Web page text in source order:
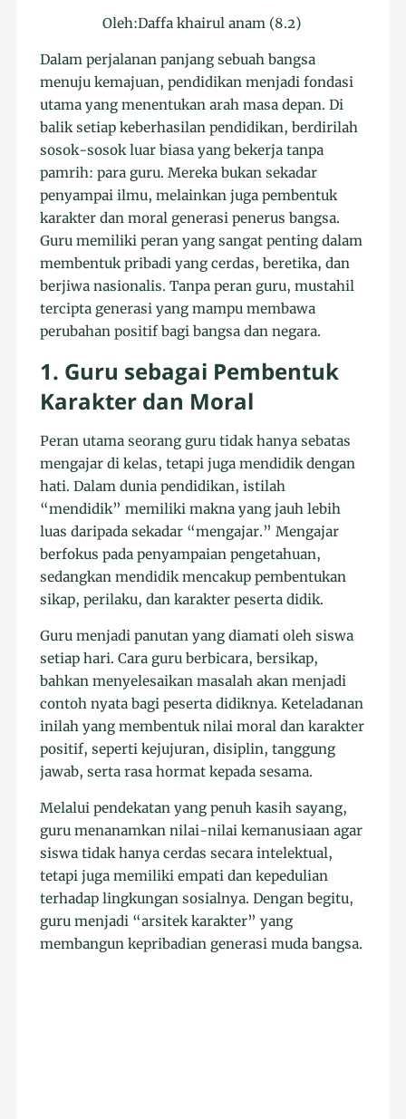
Oleh:Daffa khairul anam (8.2)
Dalam perjalanan panjang sebuah bangsa
menuju kemajuan, pendidikan menjadi fondasi
utama yang menentukan arah masa depan. Di
balik setiap keberhasilan pendidikan, berdirilah
sosok-sosok luar biasa yang bekerja tanpa
pamrih: para guru. Mereka bukan sekadar
penyampai ilmu, melainkan juga pembentuk
karakter dan moral generasi penerus bangsa.
Guru memiliki peran yang sangat penting dalam
membentuk pribadi yang cerdas, beretika, dan
berjiwa nasionalis. Tanpa peran guru, mustahil
tercipta generasi yang mampu membawa
perubahan positif bagi bangsa dan negara.
1. Guru sebagai Pembentuk
Karakter dan Moral
Peran utama seorang guru tidak hanya sebatas
mengajar di kelas, tetapi juga mendidik dengan
hati. Dalam dunia pendidikan, istilah
“mendidik” memiliki makna yang jauh lebih
luas daripada sekadar “mengajar.” Mengajar
berfokus pada penyampaian pengetahuan,
sedangkan mendidik mencakup pembentukan
sikap, perilaku, dan karakter peserta didik.
Guru menjadi panutan yang diamati oleh siswa
setiap hari. Cara guru berbicara, bersikap,
bahkan menyelesaikan masalah akan menjadi
contoh nyata bagi peserta didiknya. Keteladanan
inilah yang membentuk nilai moral dan karakter
positif, seperti kejujuran, disiplin, tanggung
jawab, serta rasa hormat kepada sesama.
Melalui pendekatan yang penuh kasih sayang,
guru menanamkan nilai-nilai kemanusiaan agar
siswa tidak hanya cerdas secara intelektual,
tetapi juga memiliki empati dan kepedulian
terhadap lingkungan sosialnya. Dengan begitu,
guru menjadi “arsitek karakter” yang
membangun kepribadian generasi muda bangsa.